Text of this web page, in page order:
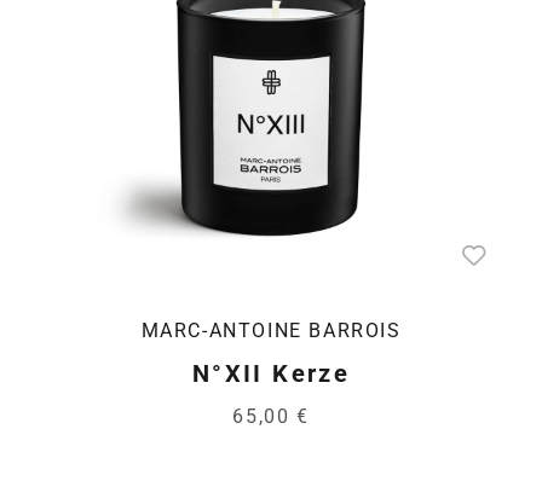
MARC-ANTOINE BARROIS
N°XII Kerze
65,00 €